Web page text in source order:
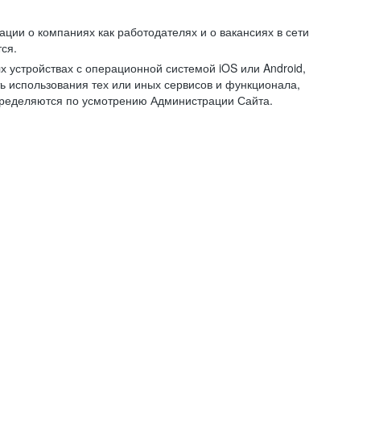
о компаниях как работодателях и о вакансиях в сети
с операционной системой iOS или Android,
тех или иных сервисов и функционала,
по усмотрению Администрации Сайта.